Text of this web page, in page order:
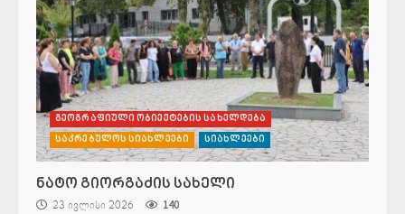
გეოგრაფიული ობიექტების სახელდება
საკრებულოს სიახლეები სიახლეები
ნატო გიორგაძის სახელი
23 ივლისი 2026 140